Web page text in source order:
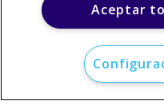
Aceptar